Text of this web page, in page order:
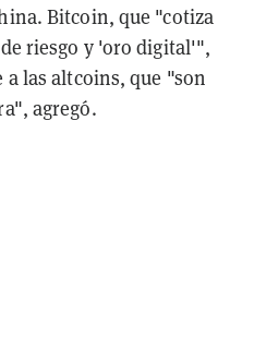
Bitcoin, que "cotiza
riesgo y 'oro digital'",
las altcoins, que "son
agregó.